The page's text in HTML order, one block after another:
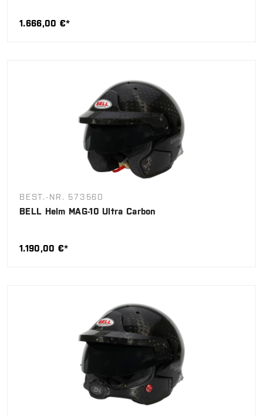
1.666,00 €*
BEST.-NR. 573560
BELL Helm MAG-10 Ultra Carbon
1.190,00 €*